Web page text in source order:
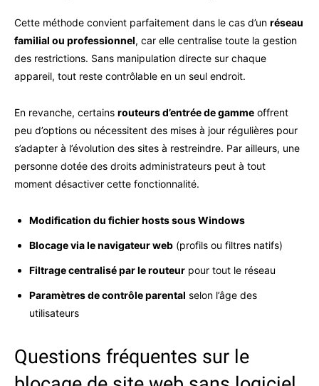
Cette méthode convient parfaitement dans le cas d’un réseau
familial ou professionnel, car elle centralise toute la gestion
des restrictions. Sans manipulation directe sur chaque
appareil, tout reste contrôlable en un seul endroit.
En revanche, certains routeurs d’entrée de gamme offrent
peu d’options ou nécessitent des mises à jour régulières pour
s’adapter à l’évolution des sites à restreindre. Par ailleurs, une
personne dotée des droits administrateurs peut à tout
moment désactiver cette fonctionnalité.
Modification du fichier hosts sous Windows
Blocage via le navigateur web (profils ou filtres natifs)
Filtrage centralisé par le routeur pour tout le réseau
Paramètres de contrôle parental selon l’âge des
utilisateurs
Questions fréquentes sur le